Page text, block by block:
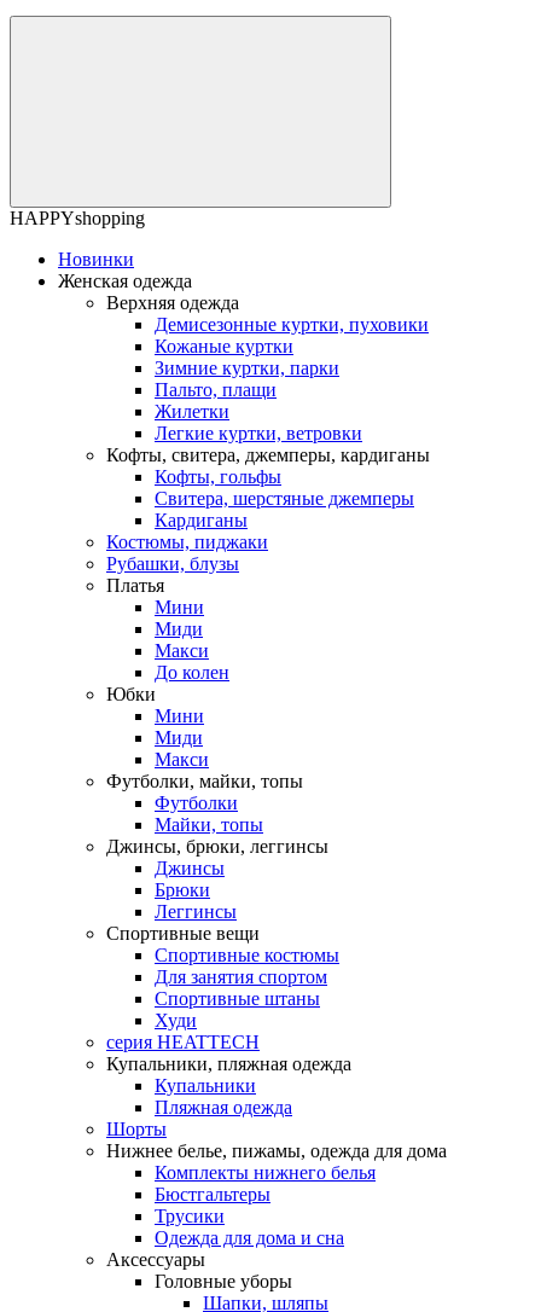
HAPPYshopping
Новинки
Женская одежда
Верхняя одежда
Демисезонные куртки, пуховики
Кожаные куртки
Зимние куртки, парки
Пальто, плащи
Жилетки
Легкие куртки, ветровки
Кофты, свитера, джемперы, кардиганы
Кофты, гольфы
Свитера, шерстяные джемперы
Кардиганы
Костюмы, пиджаки
Рубашки, блузы
Платья
Мини
Миди
Макси
До колен
Юбки
Мини
Миди
Макси
Футболки, майки, топы
Футболки
Майки, топы
Джинсы, брюки, леггинсы
Джинсы
Брюки
Леггинсы
Спортивные вещи
Спортивные костюмы
Для занятия спортом
Спортивные штаны
Худи
серия HEATTECH
Купальники, пляжная одежда
Купальники
Пляжная одежда
Шорты
Нижнее белье, пижамы, одежда для дома
Комплекты нижнего белья
Бюстгальтеры
Трусики
Одежда для дома и сна
Аксессуары
Головные уборы
Шапки, шляпы